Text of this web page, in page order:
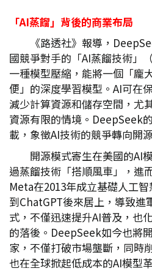
「AI蒸餾」背後的商業布局
《路透社》報導，
國競爭對手的「AI蒸餾技術」
一種模型壓縮，能將一個「龐
便」的深度學習模型。AI可在
減少計算資源和儲存空間，尤
資源有限的情境。DeepSeek
載，象徵AI技術的競爭轉向開
開源模式寄生在美國的AI
過蒸餾技術「搭順風車」，進
Meta在2013年成立基礎人工
到ChatGPT後來居上，導致進
式，不僅迅速提升AI普及，也
的落後。DeepSeek如今也將
家，不僅打破市場壟斷，同時
也在全球掀起低成本的AI模型